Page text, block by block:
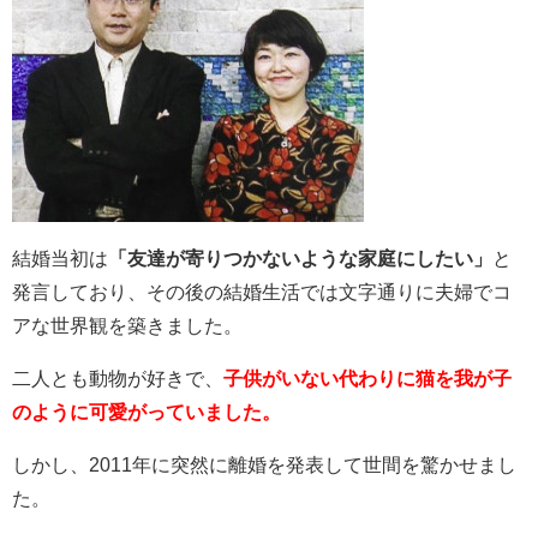
結婚当初は 「友達が寄りつかないような家庭にしたい」
と
発言しており、その後の結婚生活では文字通りに夫婦でコ
アな世界観を築きました。
二人とも動物が好きで、 子供がいない代わりに猫を我が子
のように可愛がっていました。
しかし、2011年に突然に離婚を発表して世間を驚かせまし
た。